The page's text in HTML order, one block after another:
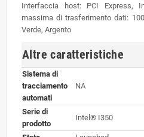
Interfaccia host: PCI Express,
massima di trasferimento dati:
Verde, Argento
Altre caratteristiche
Sistema di
tracciamento
automati
NA
Serie di
prodotto
Intel® I350